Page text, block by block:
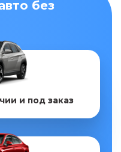
без
и под заказ